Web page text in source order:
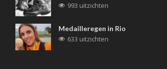
993 uitzichten
Medailleregen in Rio
633 uitzichten